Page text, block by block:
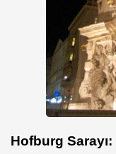
Hofburg Sarayı: